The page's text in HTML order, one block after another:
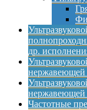
др.
нержавеющей
нержавеющей
Частотные